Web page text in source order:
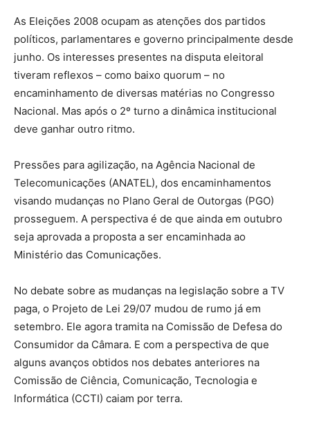
As Eleições 2008 ocupam as atenções dos partidos
políticos, parlamentares e governo principalmente desde
junho. Os interesses presentes na disputa eleitoral
tiveram reflexos – como baixo quorum – no
encaminhamento de diversas matérias no Congresso
Nacional. Mas após o 2º turno a dinâmica institucional
deve ganhar outro ritmo.
Pressões para agilização, na Agência Nacional de
Telecomunicações (ANATEL), dos encaminhamentos
visando mudanças no Plano Geral de Outorgas (PGO)
prosseguem. A perspectiva é de que ainda em outubro
seja aprovada a proposta a ser encaminhada ao
Ministério das Comunicações.
No debate sobre as mudanças na legislação sobre a TV
paga, o Projeto de Lei 29/07 mudou de rumo já em
setembro. Ele agora tramita na Comissão de Defesa do
Consumidor da Câmara. E com a perspectiva de que
alguns avanços obtidos nos debates anteriores na
Comissão de Ciência, Comunicação, Tecnologia e
Informática (CCTI) caiam por terra.